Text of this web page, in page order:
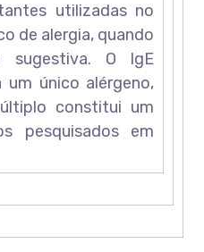
utilizadas no
de alergia, quando
sugestiva. O IgE
um único alérgeno,
constitui um
pesquisados em